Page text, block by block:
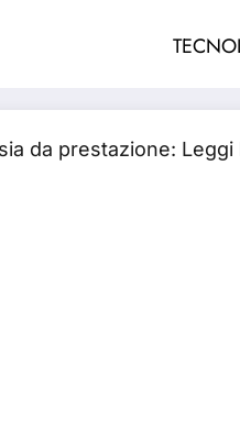
da prestazione: